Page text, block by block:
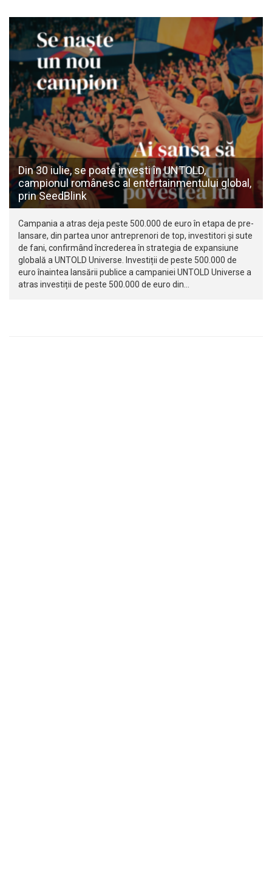
Din 30 iulie, se poate investi în UNTOLD,
campionul românesc al entertainmentului global,
prin SeedBlink
Campania a atras deja peste 500.000 de euro în etapa de pre-
lansare, din partea unor antreprenori de top, investitori și sute
de fani, confirmând încrederea în strategia de expansiune
globală a UNTOLD Universe. Investiții de peste 500.000 de
euro înaintea lansării publice a campaniei UNTOLD Universe a
atras investiții de peste 500.000 de euro din…